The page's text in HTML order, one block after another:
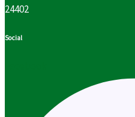
24402
Social